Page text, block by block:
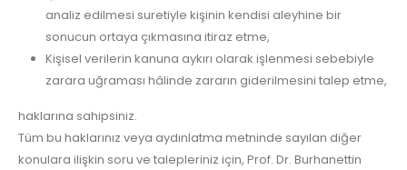
analiz edilmesi suretiyle kişinin kendisi aleyhine bir
sonucun ortaya çıkmasına itiraz etme,
Kişisel verilerin kanuna aykırı olarak işlenmesi sebebiyle
zarara uğraması hâlinde zararın giderilmesini talep etme,
haklarına sahipsiniz.
Tüm bu haklarınız veya aydınlatma metninde sayılan diğer
konulara ilişkin soru ve talepleriniz için, Prof. Dr. Burhanettin